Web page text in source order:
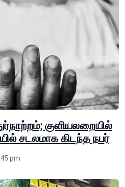
குளியலறையில்
சடலமாக கிடந்த நபர்
pm